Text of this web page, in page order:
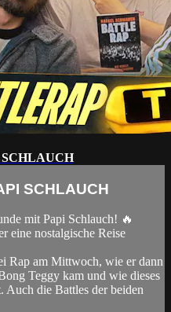
SCHLAUCH
mit Papi Schlauch! 🔥
eine nostalgische Reise
Rap am Mittwoch, wie er dann
Teggy kam und wie dieses
Auch die Battles der beiden